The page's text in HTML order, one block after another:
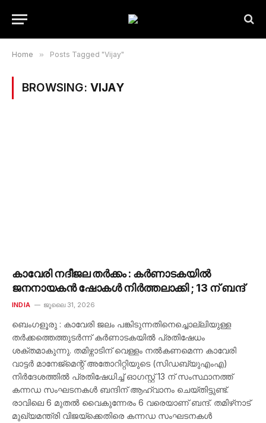
Home » Posts Tagged "Vijay"
BROWSING: VIJAY
കാവേരി നദീജല തർക്കം : കർണാടകയിൽ
ജനനായകൻ ഷോകൾ നിർത്തലാക്കി ; 13 ന് ബന്ദ്
INDIA ജൂലൈ 31, 2026
ബെംഗളൂരു : കാവേരി ജലം പങ്കിടുന്നതിനെച്ചൊല്ലിയുള്ള
തർക്കത്തെത്തുടർന്ന് കർണാടകയിൽ പ്രതിഷേധം
ശക്തമാകുന്നു. തമിഴ്നാടിന് വെള്ളം നൽകണമെന്ന കാവേരി
വാട്ടർ മാനേജ്‌മെന്റ് അതോറിറ്റിയുടെ (സിഡബ്യുഎംഎ)
നിർദേശത്തിൽ പ്രതിഷേധിച്ച് ഓഗസ്റ്റ് 13 ന് സംസ്ഥാനത്ത്
കന്നഡ സംഘടനകൾ ബന്ദിന് ആഹ്വാനം ചെയ്തിട്ടുണ്ട്.
രാവിലെ 6 മുതൽ വൈകുന്നേരം 6 വരെയാണ് ബന്ദ്. തമിഴ്‌നാട്
മുഖ്യമന്ത്രി വിജയ്‌ക്കെതിരെ കന്നഡ സംഘടനകൾ